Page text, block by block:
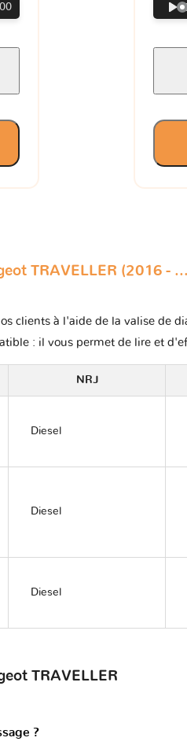
TRAVELLER (2016 -
clients à l'aide de la valise de
: il vous permet de lire et
NRJ
Diesel
Diesel
Diesel
TRAVELLER
?